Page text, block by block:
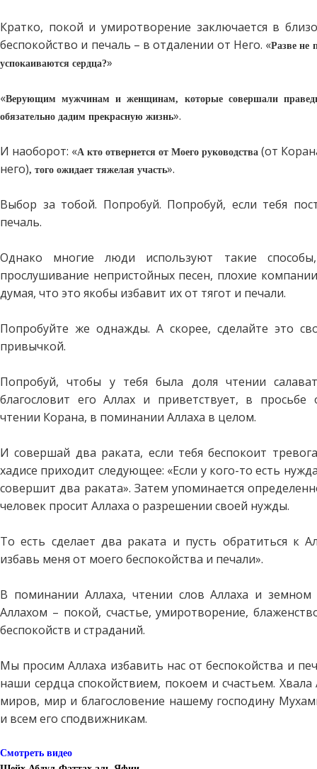
Кратко, покой и умиротворение заключается в
беспокойство и печаль – в отдалении от Него. «Разве не
успокаиваются сердца?»
«Верующим мужчинам и женщинам, которые совершали
обязательно дадим прекрасную жизнь».
И наоборот: «А кто отвернется от Моего руководства (от
него), того ожидает тяжелая участь».
Выбор за тобой. Попробуй. Попробуй, если тебя
печаль.
Однако многие люди используют такие
прослушивание непристойных песен, плохие
думая, что это якобы избавит их от тягот и печали.
Попробуйте же однажды. А скорее, сделайте это
привычкой.
Попробуй, чтобы у тебя была доля чтении
благословит его Аллах и приветствует, в
чтении Корана, в поминании Аллаха в целом.
И совершай два раката, если тебя беспокоит
хадисе приходит следующее: «Если у кого-то есть
совершит два раката». Затем упоминается
человек просит Аллаха о разрешении своей нужды.
То есть сделает два раката и пусть обратиться к
избавь меня от моего беспокойства и печали».
В поминании Аллаха, чтении слов Аллаха и земном
Аллахом – покой, счастье, умиротворение,
беспокойств и страданий.
Мы просим Аллаха избавить нас от беспокойства и
наши сердца спокойствием, покоем и счастьем. Хвала
миров, мир и благословение нашему господину
и всем его сподвижникам.
Смотреть видео